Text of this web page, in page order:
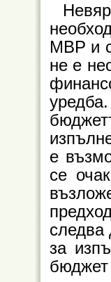
МВР и
не е
е
се
следва
за
бюджет